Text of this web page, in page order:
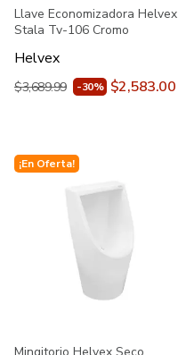
Llave Economizadora Helvex
Stala Tv-106 Cromo
Helvex
$3,689.99 -30% $2,583.00
¡En Oferta!